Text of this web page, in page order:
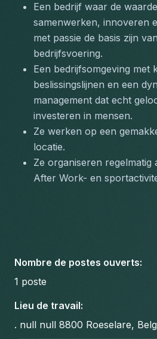
Een bedrijf waar de
samenwerken, innoveren
met passie de basis zijn
bedrijfsvoering.
Een bedrijfsomgeving met
beslissingslijnen en een
management dat echt
investeren in mensen.
Ze werken op een
locatie.
Ze organiseren regelmatig
After Work- en
Nombre de postes ouverts:
1 poste
Lieu de travail:
. null null 8800 Roeselare,